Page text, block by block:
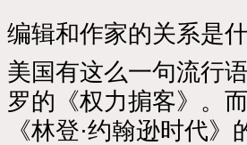
编辑和作家的关系是
美国有这么一句流行
罗的《权力掮客》。
《林登·约翰逊时代